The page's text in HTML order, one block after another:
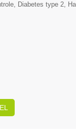
Diabetes type 2,